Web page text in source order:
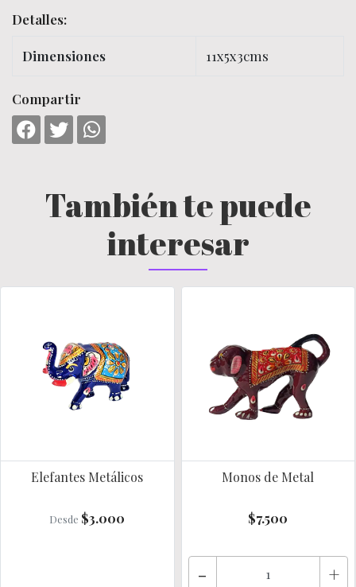
Detalles:
Dimensiones 11x5x3cms
Compartir
También te puede
interesar
Elefantes Metálicos
Desde $3.000
Monos de Metal
$7.500
- +